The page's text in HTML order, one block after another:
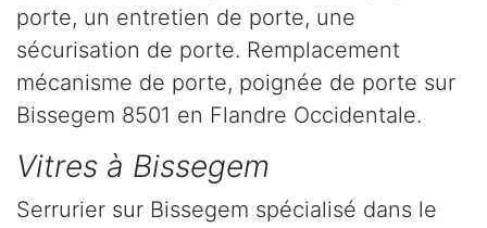
porte, un entretien de porte, une
sécurisation de porte. Remplacement
mécanisme de porte, poignée de porte sur
Bissegem 8501 en Flandre Occidentale.
Vitres à Bissegem
Serrurier sur Bissegem spécialisé dans le